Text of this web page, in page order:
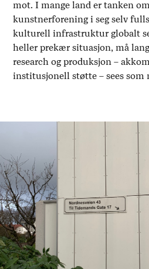
mot. I mange land er tanken
kunstnerforening i seg selv
kulturell infrastruktur globalt
heller prekær situasjon, må
research og produksjon –
institusjonell støtte – sees